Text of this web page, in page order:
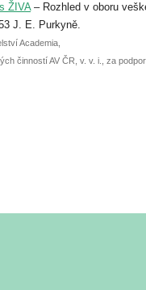
přednášky nebo
30. června.
ŽIVA– Rozhled v oboru
J. E. Purkyně.
Academia,
činností AV ČR, v. v. i., za